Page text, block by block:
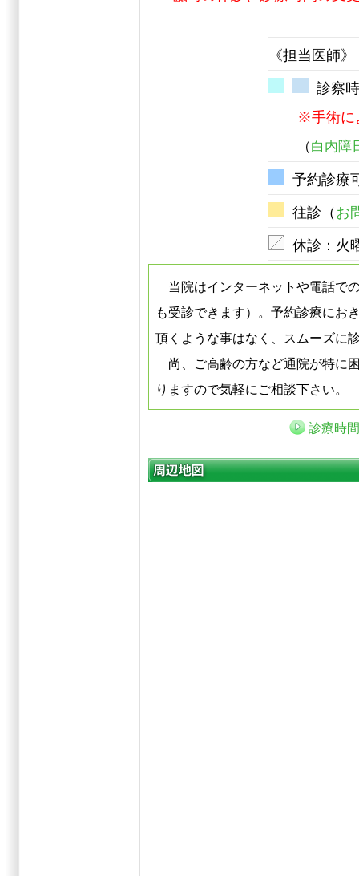
《担当医師
診察
※手術に
（白内障
予約診療
往診（ お
休診：火
当院はインターネットや電話で
も受診できます）。予約診療にお
頂くような事はなく、スムーズに
尚、ご高齢の方など通院が特に
りますので気軽にご相談下さい。
診療時